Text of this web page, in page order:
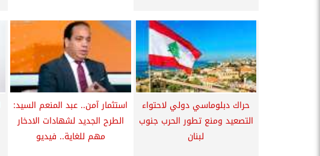
حراك دبلوماسي دولي لاحتواء
التصعيد ومنع تطور الحرب جنوب
لبنان
استثمار آمن.. عبد المنعم السيد:
الطرح الجديد لشهادات الادخار
مهم للغاية.. فيديو